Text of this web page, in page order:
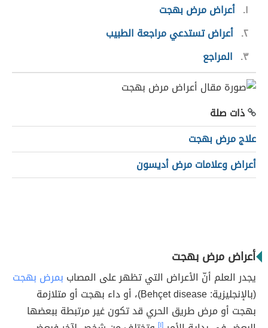
١ أعراض مرض بهجت
٢ أعراض تستدعي مراجعة الطبيب
٣
المراجع
ذات صلة
علاج مرض بهجت
أعراض وعلامات مرض أديسون
أعراض مرض بهجت
يجدر العلم أنّ الأعراض التي تظهر على المصاب بمرض بهجت
(بالإنجليزية: Behçet disease)، أو داء بهجت أو متلازمة
بهجت أو مرض طريق الحري قد تكون غير مرتبطة ببعضها
[١]